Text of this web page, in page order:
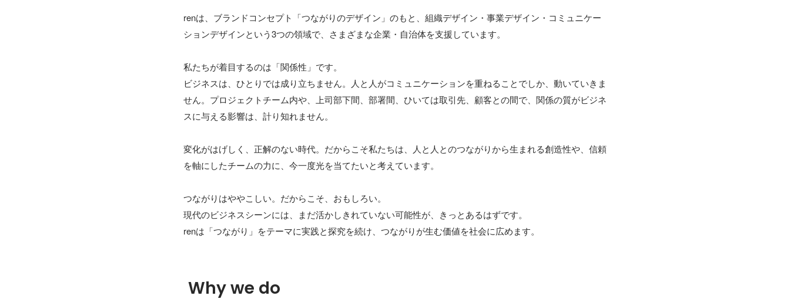
renは、ブランドコンセプト「つながりのデザイン」のもと、組織デザイン・事業デザイン・コミュニケー
ションデザインという3つの領域で、さまざまな企業・自治体を支援しています。
私たちが着目するのは「関係性」です。
ビジネスは、ひとりでは成り立ちません。人と人がコミュニケーションを重ねることでしか、動いていきま
せん。プロジェクトチーム内や、上司部下間、部署間、ひいては取引先、顧客との間で、関係の質がビジネ
スに与える影響は、計り知れません。
変化がはげしく、正解のない時代。だからこそ私たちは、人と人とのつながりから生まれる創造性や、信頼
を軸にしたチームの力に、今一度光を当てたいと考えています。
つながりはややこしい。だからこそ、おもしろい。
現代のビジネスシーンには、まだ活かしきれていない可能性が、きっとあるはずです。
renは「つながり」をテーマに実践と探究を続け、つながりが生む価値を社会に広めます。
Why we do